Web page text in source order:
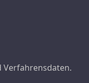
Verfahrensdaten.